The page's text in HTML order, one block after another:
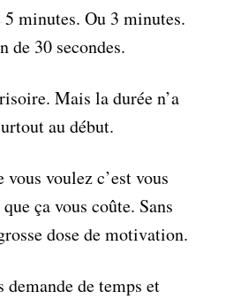
minutes. Ou 3 minutes.
de 30 secondes.
Mais la durée n’a
au début.
voulez c’est vous
ça vous coûte. Sans
dose de motivation.
de temps et